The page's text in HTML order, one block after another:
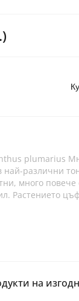
plumarius
различни
много повече
Растението
на